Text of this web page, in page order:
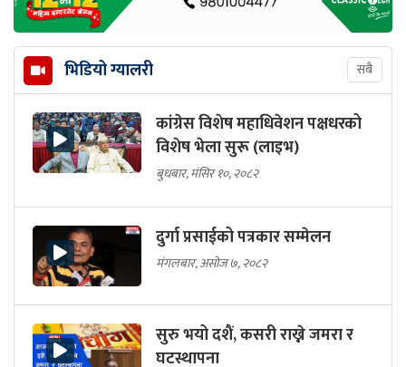
भिडियो ग्यालरी सबै
कांग्रेस विशेष महाधिवेशन पक्षधरको
विशेष भेला सुरू (लाइभ)
बुधबार, मंसिर १०, २०८२
दुर्गा प्रसाईको पत्रकार सम्मेलन
मंगलबार, असोज ७, २०८२
सुरु भयो दशैं, कसरी राख्ने जमरा र
घटस्थापना